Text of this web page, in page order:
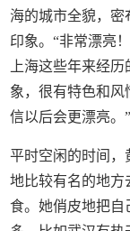
海的城市全貌，密
印象。“非常漂亮
上海这些年来经历
象，很有特色和风
信以后会更漂亮。”
平时空闲的时间，
地比较有名的地方
食。她俏皮地把自